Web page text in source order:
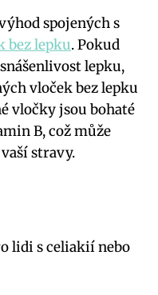
spojených s
bez lepku. Pokud
lepku,
vloček bez lepku
vločky jsou bohaté
B, což může
stravy.
lidi s celiakií nebo